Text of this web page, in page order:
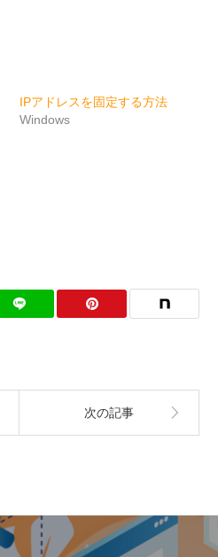
IPアドレスを固定する方法
Windows
次の記事